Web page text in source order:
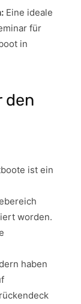
Eine ideale
für
in
den
ist ein
worden.
haben